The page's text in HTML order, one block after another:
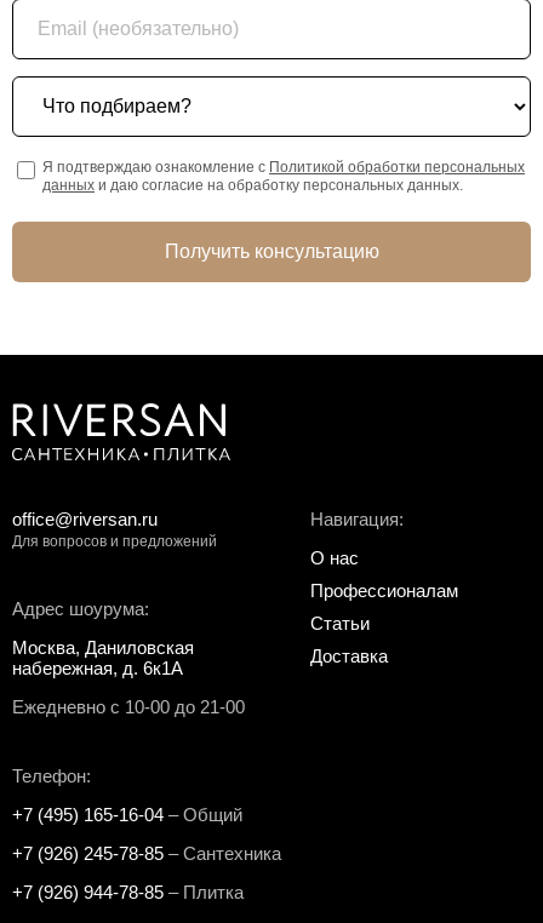
Email (необязательно)
Что подбираем?
Я подтверждаю ознакомление с Политикой обработки персональных
данных и даю согласие на обработку персональных данных.
Получить консультацию
Адрес шоурума:
Москва, Даниловская
набережная, д. 6к1А
Ежедневно с 10-00 до 21-00
Телефон:
+7 (495) 165-16-04 – Общий
+7 (926) 245-78-85 – Сантехника
+7 (926) 944-78-85 – Плитка
Навигация:
О нас
Профессионалам
Статьи
Доставка
office@riversan.ru
Для вопросов и предложений